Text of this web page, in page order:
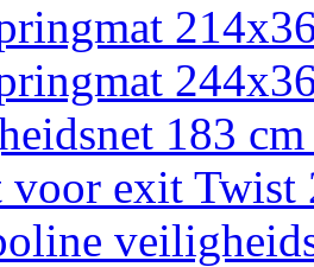
183
voor exit Twist